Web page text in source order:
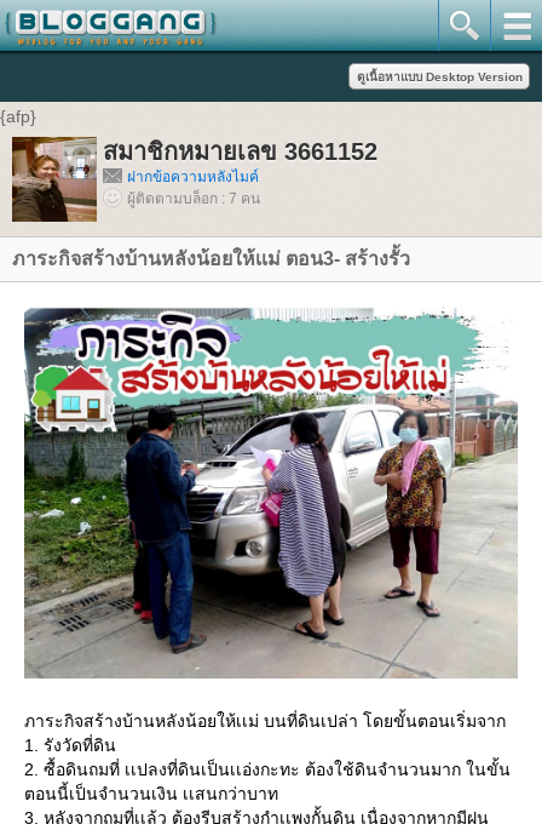
{afp}
สมาชิกหมายเลข 3661152
ฝากข้อความหลังไมค์
ผู้ติดตามบล็อก : 7 คน
ภาระกิจสร้างบ้านหลังน้อยให้เเม่ ตอน3- สร้างรั้ว
ภาระกิจสร้างบ้านหลังน้อยให้เเม่ บนที่ดินเปล่า โดยขั้นตอนเริ่มจาก
1. รังวัดที่ดิน
2. ซื้อดินถมที่ เเปลงที่ดินเป็นเเอ่งกะทะ ต้องใช้ดินจำนวนมาก ในขั้น
ตอนนี้เป็นจำนวนเงิน เเสนกว่าบาท
3. หลังจากถมที่เเล้ว ต้องรีบสร้างกำเเพงกั้นดิน เนื่องจากหากมีฝน